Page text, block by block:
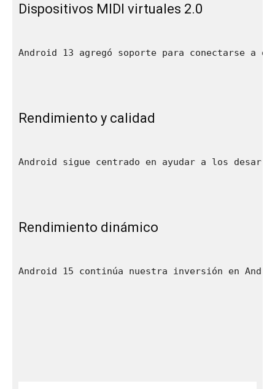
Dispositivos MIDI virtuales 2.0
Android 13 agregó soporte para conectarse a
Rendimiento y calidad
Android sigue centrado en ayudar a los
Rendimiento dinámico
Android 15 continúa nuestra inversión en